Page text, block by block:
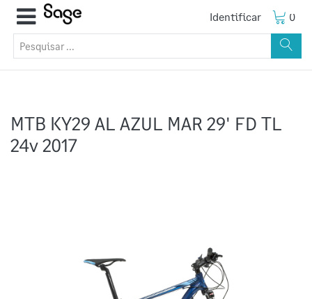
Identificar 0
MTB KY29 AL AZUL MAR 29' FD TL
24v 2017